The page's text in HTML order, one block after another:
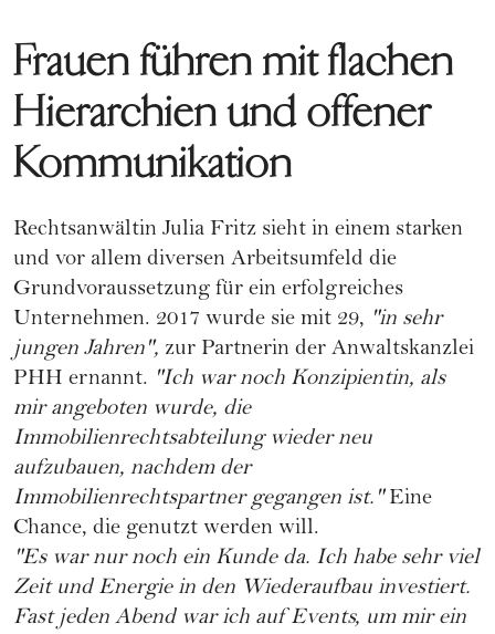
Frauen führen mit flachen
Hierarchien und offener
Kommunikation
Rechtsanwältin Julia Fritz sieht in einem starken
und vor allem diversen Arbeitsumfeld die
Grundvoraussetzung für ein erfolgreiches
Unternehmen. 2017 wurde sie mit 29, "in sehr
jungen Jahren", zur Partnerin der Anwaltskanzlei
PHH ernannt. "Ich war noch Konzipientin, als
mir angeboten wurde, die
Immobilienrechtsabteilung wieder neu
aufzubauen, nachdem der
Immobilienrechtspartner gegangen ist."Eine
Chance, die genutzt werden will.
"Es war nur noch ein Kunde da. Ich habe sehr viel
Zeit und Energie in den Wiederaufbau investiert.
Fast jeden Abend war ich auf Events, um mir ein